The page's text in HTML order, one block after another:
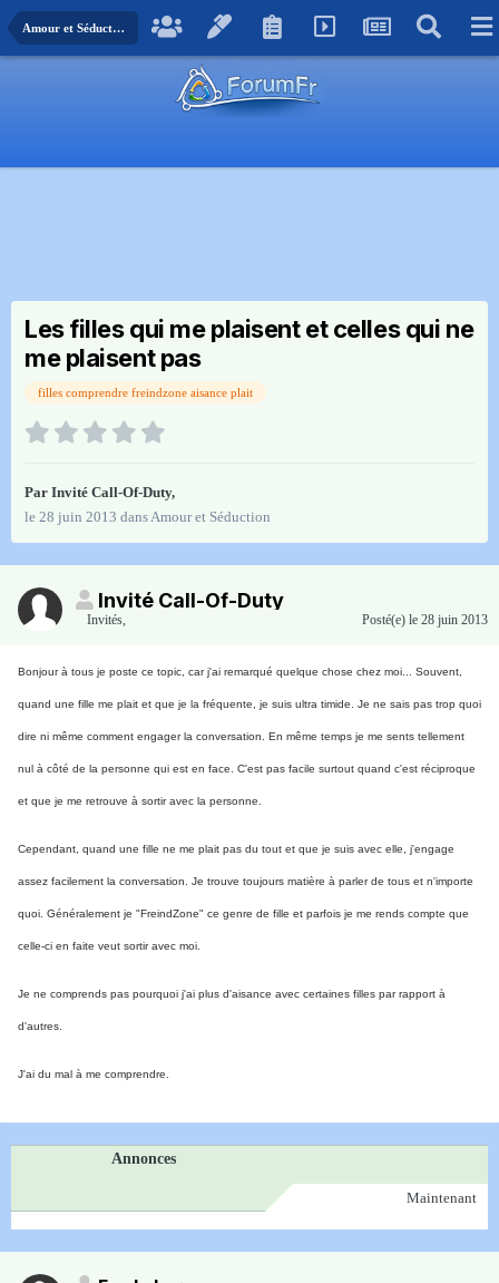
Amour et Séduction
Les filles qui me plaisent et celles qui ne
me plaisent pas
filles comprendre freindzone aisance plait
Par Invité Call-Of-Duty,
le 28 juin 2013 dansAmour et Séduction
Invité Call-Of-Duty
Invités, Posté(e) le 28 juin 2013
Bonjour à tous je poste ce topic, car j'ai remarqué quelque chose chez moi... Souvent,
quand une fille me plait et que je la fréquente, je suis ultra timide. Je ne sais pas trop quoi
dire ni même comment engager la conversation. En même temps je me sents tellement
nul à côté de la personne qui est en face. C'est pas facile surtout quand c'est réciproque
et que je me retrouve à sortir avec la personne.
Cependant, quand une fille ne me plait pas du tout et que je suis avec elle, j'engage
assez facilement la conversation. Je trouve toujours matière à parler de tous et n'importe
quoi. Généralement je "FreindZone" ce genre de fille et parfois je me rends compte que
celle-ci en faite veut sortir avec moi.
Je ne comprends pas pourquoi j'ai plus d'aisance avec certaines filles par rapport à
d'autres.
J'ai du mal à me comprendre.
Annonces
Maintenant